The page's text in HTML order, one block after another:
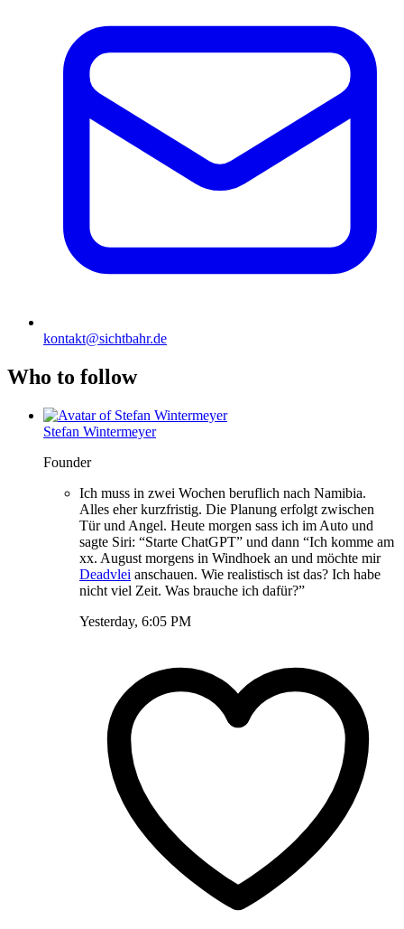
kontakt@sichtbahr.de
Who to follow
Stefan Wintermeyer
Founder
Ich muss in zwei Wochen beruflich nach Namibia.
Alles eher kurzfristig. Die Planung erfolgt zwischen
Tür und Angel. Heute morgen sass ich im Auto und
sagte Siri: “Starte ChatGPT” und dann “Ich komme am
xx. August morgens in Windhoek an und möchte mir
Deadvlei anschauen. Wie realistisch ist das? Ich habe
nicht viel Zeit. Was brauche ich dafür?”
Yesterday, 6:05 PM